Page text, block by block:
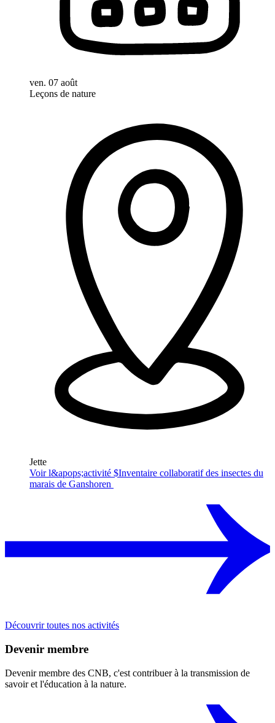
ven. 07 août
Leçons de nature
Jette
Voir l&apops;activité $Inventaire collaboratif des insectes du
marais de Ganshoren
Découvrir toutes nos activités
Devenir membre
Devenir membre des CNB, c'est contribuer à la transmission de
savoir et l'éducation à la nature.